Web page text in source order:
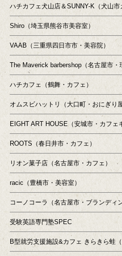
ハチカフェ犬山店＆SUNNY-K（犬山市
Shiro（埼玉県熊谷市美容室）
VAAB（三重県四日市市・美容院）
The Maverick barbershop（名古屋市・
ハチカフェ（鶴舞・カフェ）
オムスビハットリ（大口町・おにぎり屋
EIGHT ART HOUSE（安城市・カフェ
ROOTS（春日井市・カフェ）
リオン菓子店（名古屋市・カフェ）
racic（豊橋市・美容室）
コーノコーラ（名古屋市・ブランディ
受験英語専門塾SPEC
B型就労支援施設&カフェ きらきら蛙（